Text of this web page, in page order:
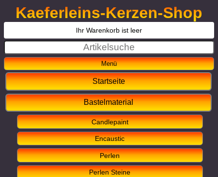
Kaeferleins-Kerzen-Shop
Startseite
Bastelmaterial
Candlepaint
Encaustic
Perlen
Perlen Steine
Ihr Warenkorb ist leer